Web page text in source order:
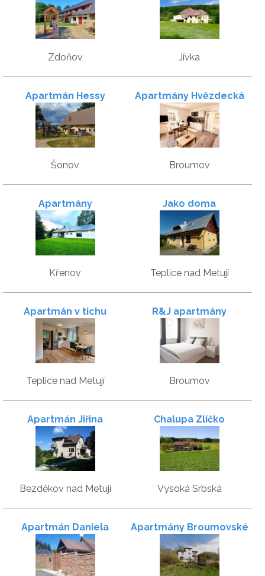
Adršpach
Zdoňov Jívka
Apartmán Hessy
Šonov
Apartmány Hvězdecká
Broumov
Apartmány
Křenov
Jako doma
Teplice nad Metují
Apartmán v tichu
Teplice nad Metují
R&J apartmány
Broumov
Apartmán Jiřina
Bezděkov nad Metují
Chalupa Zlíčko
Vysoká Srbská
Apartmán Daniela
Apartmány Broumovské
skály